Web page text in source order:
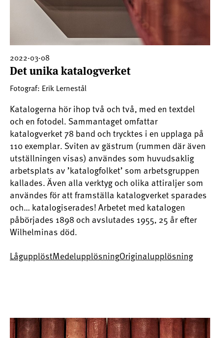
2022-03-08
Det unika katalogverket
Fotograf: Erik Lernestål
Katalogerna hör ihop två och två, med en textdel
och en fotodel. Sammantaget omfattar
katalogverket 78 band och trycktes i en upplaga på
110 exemplar. Sviten av gästrum (rummen där även
utställningen visas) användes som huvudsaklig
arbetsplats av ’katalogfolket’ som arbetsgruppen
kallades. Även alla verktyg och olika attiraljer som
användes för att framställa katalogverket sparades
och… katalogiserades! Arbetet med katalogen
påbörjades 1898 och avslutades 1955, 25 år efter
Wilhelminas död.
LågupplöstMedelupplösningOriginalupplösning